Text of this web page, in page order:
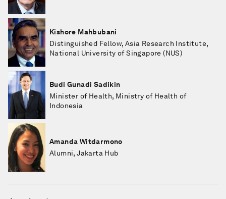
Kishore Mahbubani
Distinguished Fellow, Asia Research Institute,
National University of Singapore (NUS)
Budi Gunadi Sadikin
Minister of Health, Ministry of Health of
Indonesia
Amanda Witdarmono
Alumni, Jakarta Hub